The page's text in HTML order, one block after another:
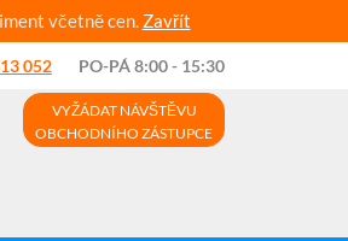
včetně cen. Zavřít
052 PO-PÁ 8:00 - 15:30
VYŽÁDAT NÁVŠTĚVU
OBCHODNÍHO ZÁSTUPCE